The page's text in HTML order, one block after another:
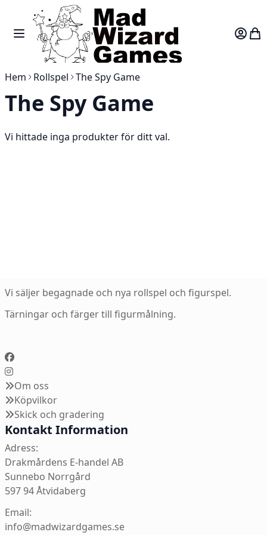
Skip to Content
Toggle Nav
Hem Rollspel The Spy Game
The Spy Game
Vi hittade inga produkter för ditt val.
Vi säljer begagnade och nya rollspel och figurspel.
Tärningar och färger till figurmålning.
Om oss
Köpvilkor
Skick och gradering
Kontakt Information
Adress:
Drakmårdens E-handel AB
Sunnebo Norrgård
597 94 Åtvidaberg
Email:
info@madwizardgames.se